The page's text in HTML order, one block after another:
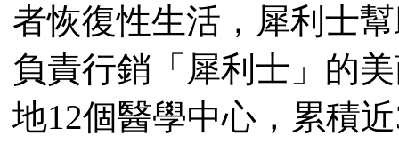
者恢復性生活，犀利士
負責行銷「犀利士」的
地12個醫學中心，累積